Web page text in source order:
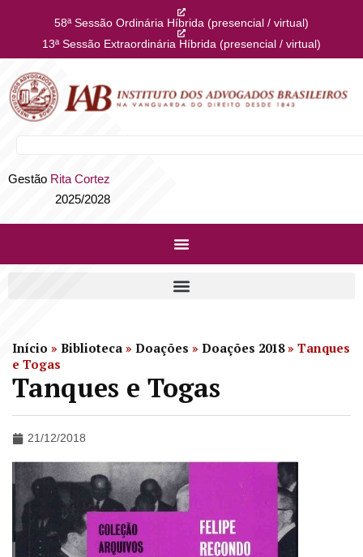
58ª Sessão Ordinária Híbrida (presencial / virtual)
13ª Sessão Extraordinária Híbrida (presencial / virtual)
Gestão Rita Cortez
2025/2028
Início » Biblioteca » Doações » Doações 2018» Tanques
e Togas
Tanques e Togas
21/12/2018